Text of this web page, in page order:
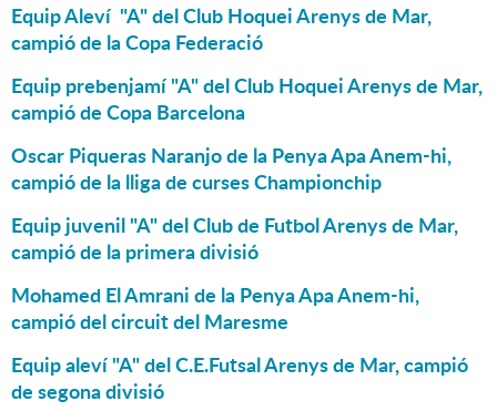
Equip Aleví "A" del Club Hoquei Arenys de Mar,
campió de la Copa Federació
Equip prebenjamí "A" del Club Hoquei Arenys de Mar,
campió de Copa Barcelona
Oscar Piqueras Naranjo de la Penya Apa Anem-hi,
campió de la lliga de curses Championchip
Equip juvenil "A" del Club de Futbol Arenys de Mar,
campió de la primera divisió
Mohamed El Amrani de la Penya Apa Anem-hi,
campió del circuit del Maresme
Equip aleví "A" del C.E.Futsal Arenys de Mar, campió
de segona divisió